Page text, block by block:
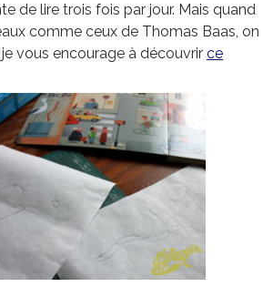
de lire trois fois par jour. Mais quand
comme ceux de Thomas Baas, on
vous encourage à découvrir ce